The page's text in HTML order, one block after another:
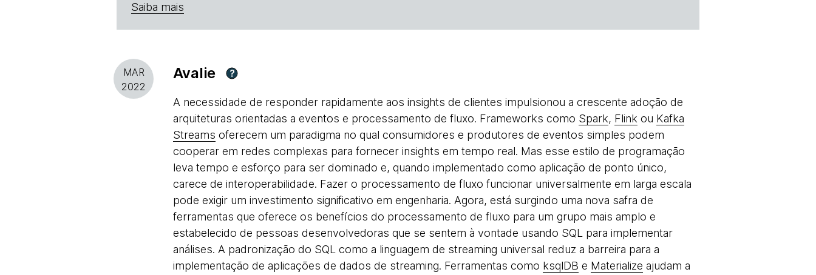
Saiba mais
MAR
2022
Avalie ?
A necessidade de responder rapidamente aos insights de clientes impulsionou a crescente adoção de
arquiteturas orientadas a eventos e processamento de fluxo. Frameworks como Spark, Flink ou Kafka
Streams oferecem um paradigma no qual consumidores e produtores de eventos simples podem
cooperar em redes complexas para fornecer insights em tempo real. Mas esse estilo de programação
leva tempo e esforço para ser dominado e, quando implementado como aplicação de ponto único,
carece de interoperabilidade. Fazer o processamento de fluxo funcionar universalmente em larga escala
pode exigir um investimento significativo em engenharia. Agora, está surgindo uma nova safra de
ferramentas que oferece os benefícios do processamento de fluxo para um grupo mais amplo e
estabelecido de pessoas desenvolvedoras que se sentem à vontade usando SQL para implementar
análises. A padronização do SQL como a linguagem de streaming universal reduz a barreira para a
implementação de aplicações de dados de streaming. Ferramentas como ksqlDB e Materialize ajudam a